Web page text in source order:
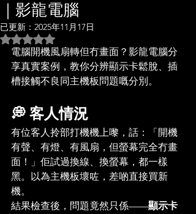
｜影龍電腦
已更新： 2025年11月17日
評等為 NaN（最高為 5 顆星）。
電腦開機風扇轉但冇畫面？影龍電腦分
享真實案例，教你分辨顯示卡鬆脫、插
槽接觸不良同主機板問題嘅分別。
💭 客人情況
有位客人拎部打機機上嚟，話：「開機
有聲、有燈、有風扇，但螢幕完全冇畫
面！」佢試過換線、換螢幕，都一樣
黑。以為主機板壞咗，差啲直接買新
機。
結果檢查後，問題竟然只係——顯示卡